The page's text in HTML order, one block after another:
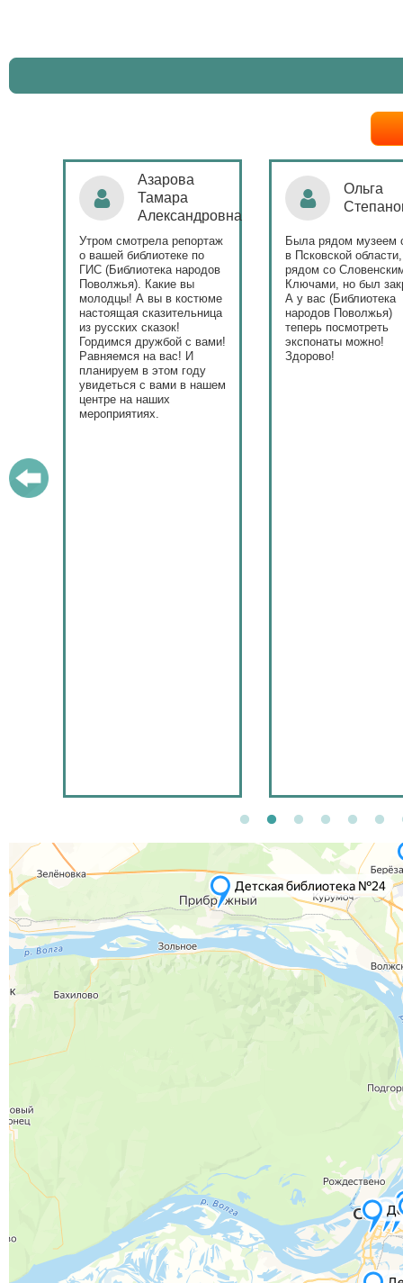
Ольга
Степанова
Была рядом музеем сето
в Псковской области,
рядом со Словенскими
Ключами, но был закрыт.
А у вас (Библиотека
народов Поволжья)
теперь посмотреть
экспонаты можно!
Здорово!
Наталья
Поздравляю
народов Поволжья с
уникальным стартом
тематического года!
и остальные
приносят людям